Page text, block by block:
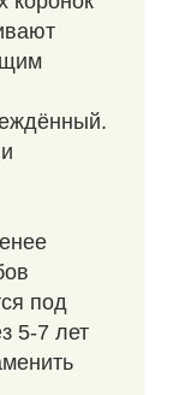
под
5-7 лет